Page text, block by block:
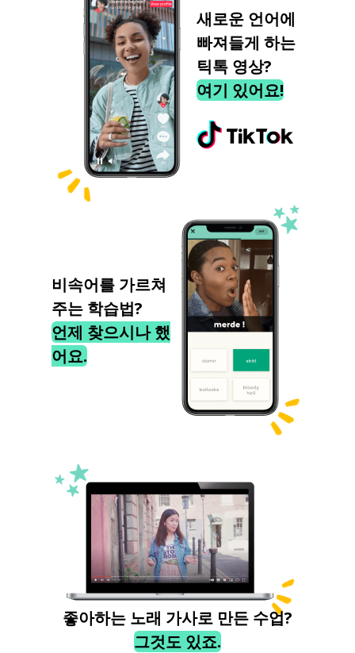
새로운 언어에
빠져들게 하는
틱톡 영상?
여기 있어요!
비속어를 가르쳐
주는 학습법?
언제 찾으시나 했
어요.
좋아하는 노래 가사로 만든 수업?
그것도 있죠.